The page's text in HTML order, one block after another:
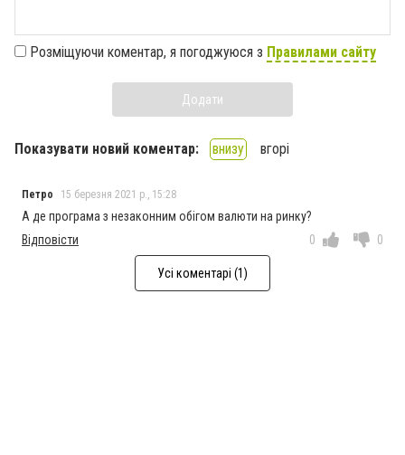
Розміщуючи коментар, я погоджуюся з Правилами сайту
Додати
Показувати новий коментар: внизу вгорі
Петро 15 березня 2021 р., 15:28
А де програма з незаконним обігом валюти на ринку?
Відповісти
0 0
Усі коментарі (1)